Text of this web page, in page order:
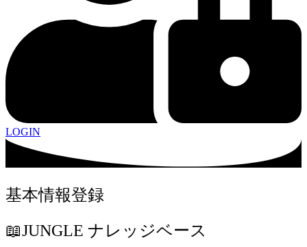
LOGIN
基本情報登録
📖JUNGLE ナレッジベース